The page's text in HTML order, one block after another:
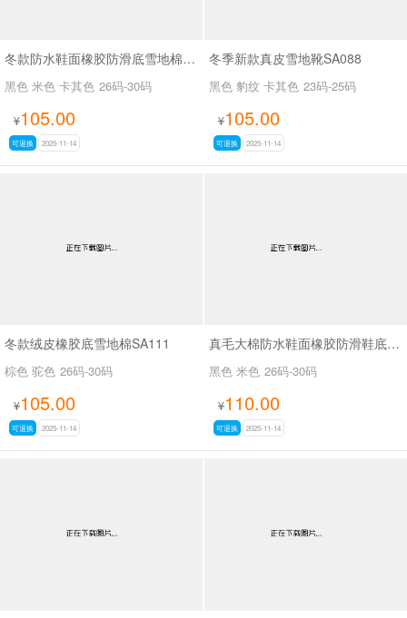
冬款防水鞋面橡胶防滑底雪地棉SA111
黑色 米色 卡其色 26码-30码
¥105.00
可退换 2025-11-14
冬季新款真皮雪地靴SA088
黑色 豹纹 卡其色 23码-25码
¥105.00
可退换 2025-11-14
冬款绒皮橡胶底雪地棉SA111
棕色 驼色 26码-30码
¥105.00
可退换 2025-11-14
真毛大棉防水鞋面橡胶防滑鞋底马丁靴SA111
黑色 米色 26码-30码
¥110.00
可退换 2025-11-14